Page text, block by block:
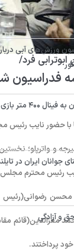
فرد/
حضور نایب رئیس
و واترپلو؛
رئیس محترم
رضوانی(رئیس
معزالدین(قائم
پرداختند.
ورزش‌های آبی
محمد قاسمی: هدفم رسیدن به
جوانان ایران در
و آزادگی